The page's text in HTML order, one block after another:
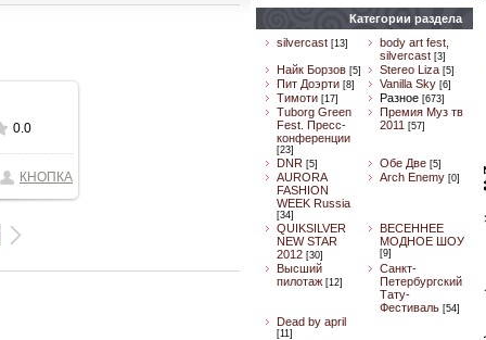
0.0
КНОПКА
Категории раздела
silvercast [13]
body art fest,
silvercast [3]
Найк Борзов [5] Stereo Liza [5]
Пит Доэрти [8] Vanilla Sky [6]
Тимоти [17] Разное [673]
Tuborg Green
Fest. Пресс-
конференции
[23]
Премия Муз тв
2011 [57]
DNR [5] Обе Две [5]
AURORA
FASHION
WEEK Russia
[34]
Arch Enemy [0]
QUIKSILVER
NEW STAR
2012 [30]
ВЕСЕННЕЕ
МОДНОЕ ШОУ
[9]
Высший
пилотаж [12]
Санкт-
Петербургский
Тату-
Фестиваль [54]
Dead by april
[11]